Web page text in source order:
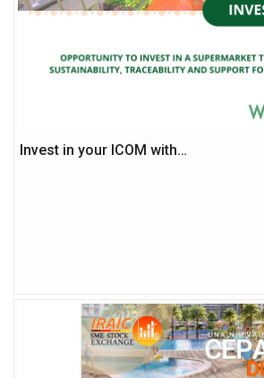
closed…
Invest in your ICOM with…